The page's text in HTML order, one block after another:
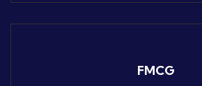
FMCG